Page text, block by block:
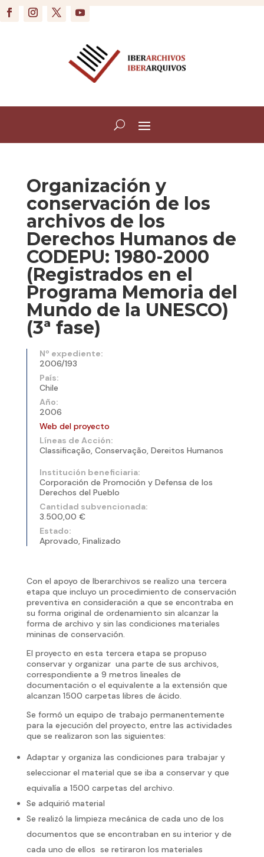
Organización y
conservación de los
archivos de los
Derechos Humanos de
CODEPU: 1980-2000
(Registrados en el
Programa Memoria del
Mundo de la UNESCO)
(3ª fase)
Nº expediente:
2006/193
País:
Chile
Año:
2006
Web del proyecto
Líneas de Acción:
Classificação, Conservação, Dereitos Humanos
Institución beneficiaria:
Corporación de Promoción y Defensa de los
Derechos del Pueblo
Cantidad subvencionada:
3.500,00 €
Estado:
Aprovado, Finalizado
Con el apoyo de Iberarchivos se realizo una tercera
etapa que incluyo un procedimiento de conservación
preventiva en consideración a que se encontraba en
su forma original de ordenamiento sin alcanzar la
forma de archivo y sin las condiciones materiales
mininas de conservación.
El proyecto en esta tercera etapa se propuso
conservar y organizar una parte de sus archivos,
correspondiente a 9 metros lineales de
documentación o el equivalente a la extensión que
alcanzan 1500 carpetas libres de ácido.
Se formó un equipo de trabajo permanentemente
para la ejecución del proyecto, entre las actividades
que se realizaron son las siguientes:
Adaptar y organiza las condiciones para trabajar y
seleccionar el material que se iba a conservar y que
equivalía a 1500 carpetas del archivo.
Se adquirió material
Se realizó la limpieza mecánica de cada uno de los
documentos que se encontraban en su interior y de
cada uno de ellos se retiraron los materiales